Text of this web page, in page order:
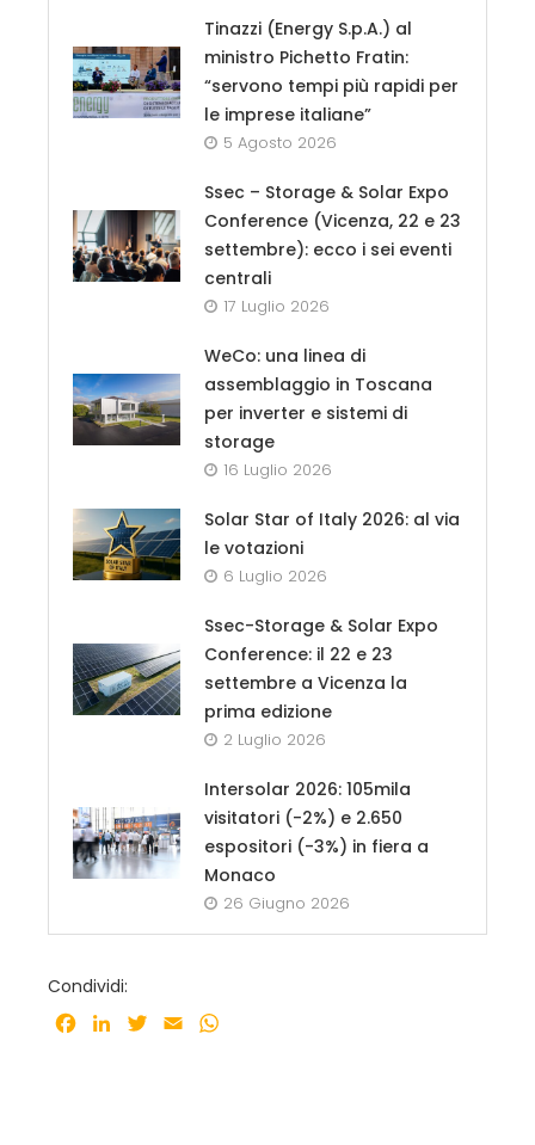
Tinazzi (Energy S.p.A.) al
ministro Pichetto Fratin:
“servono tempi più rapidi per
le imprese italiane”
5 Agosto 2026
Ssec – Storage & Solar Expo
Conference (Vicenza, 22 e 23
settembre): ecco i sei eventi
centrali
17 Luglio 2026
WeCo: una linea di
assemblaggio in Toscana
per inverter e sistemi di
storage
16 Luglio 2026
Solar Star of Italy 2026: al via
le votazioni
6 Luglio 2026
Ssec-Storage & Solar Expo
Conference: il 22 e 23
settembre a Vicenza la
prima edizione
2 Luglio 2026
Intersolar 2026: 105mila
visitatori (-2%) e 2.650
espositori (-3%) in fiera a
Monaco
26 Giugno 2026
Condividi:
Facebook
LinkedInTwitter
Email